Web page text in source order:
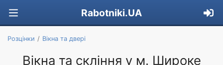
Rabotniki.UA
Розцінки Вікна та двері
Вікна та скління у м. Широке